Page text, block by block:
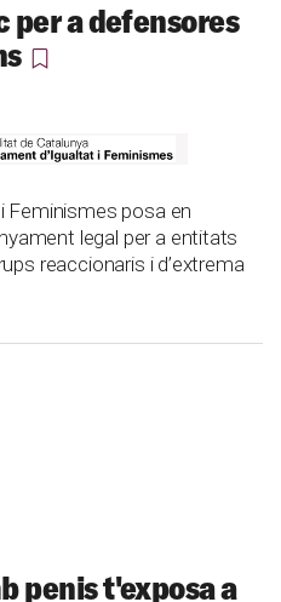
per a defensores
Feminismes posa en
legal per a entitats
reaccionaris i d’extrema
penis t'exposa a